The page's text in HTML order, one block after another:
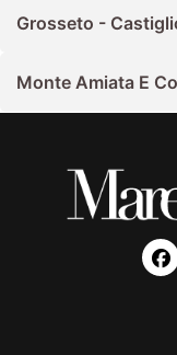
Grosseto -
Monte Amiata E